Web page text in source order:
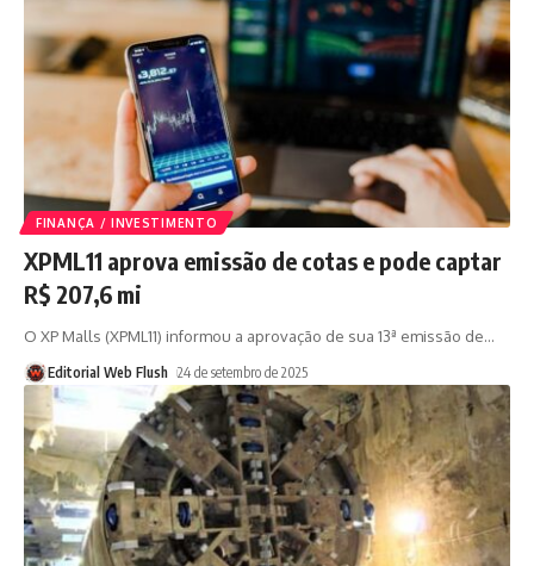
FINANÇA / INVESTIMENTO
XPML11 aprova emissão de cotas e pode captar
R$ 207,6 mi
O XP Malls (XPML11) informou a aprovação de sua 13ª emissão de…
Editorial Web Flush 24 de setembro de 2025